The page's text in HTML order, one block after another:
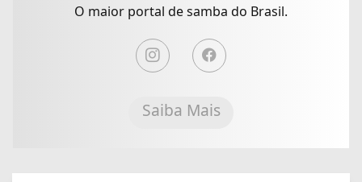
O maior portal de samba do Brasil.
Saiba Mais